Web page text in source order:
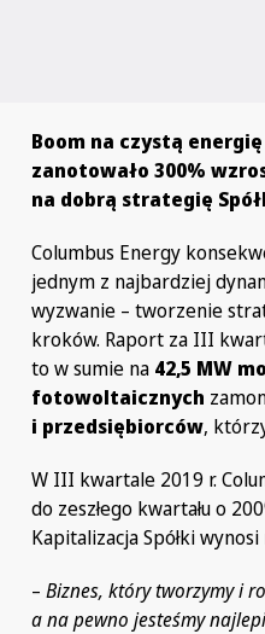
Boom na czystą
zanotowało 300%
na dobrą strategię
Columbus Energy
jednym z najbardziej
wyzwanie – tworzenie
kroków. Raport za III
to w sumie na 42,5 MW
fotowoltaicznych
i przedsiębiorców,
W III kwartale 2019 r.
do zeszłego kwartału o
Kapitalizacja Spółki
–Biznes, który tworzymy i
a na pewno jesteśmy